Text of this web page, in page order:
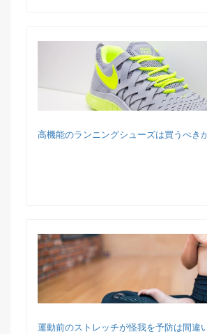
高機能のランニングシューズは買うべき
運動前のストレッチが怪我を予防は間違